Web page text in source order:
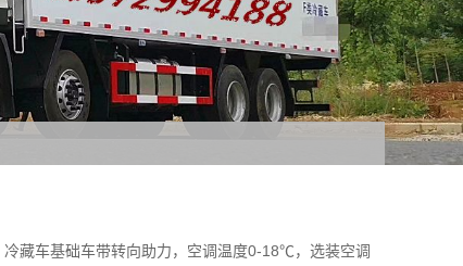
藏车基础车带转向助力，空调温度0-18℃，选装空调